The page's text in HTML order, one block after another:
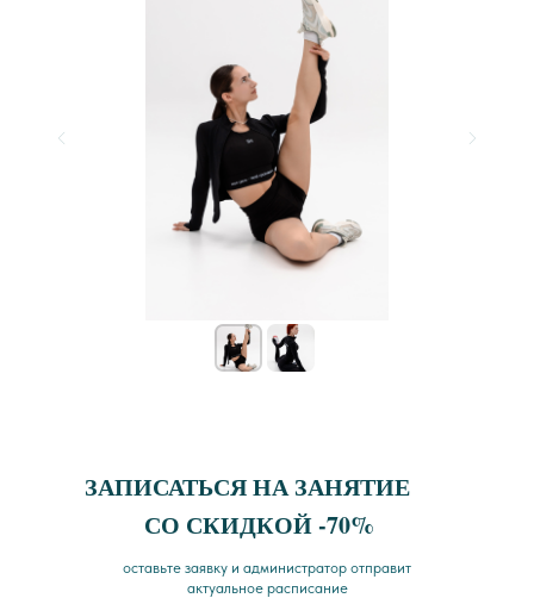
оставьте заявку и администратор отправит
актуальное расписание
ЗАПИСАТЬСЯ НА ЗАНЯТИЕ
СО СКИДКОЙ -70%